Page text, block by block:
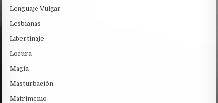
Lenguaje Vulgar
Lesbianas
Libertinaje
Locura
Magia
Masturbación
Matrimonio